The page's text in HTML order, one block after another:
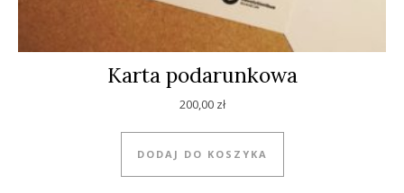
Karta podarunkowa
200,00 zł
DODAJ DO KOSZYKA